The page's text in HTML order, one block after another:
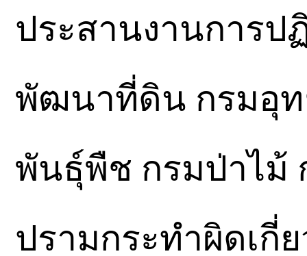
ประสานงานการป
พัฒนาที่ดิน กรมอุ
พันธุ์พืช กรมป่าไม้
ปรามกระทำผิดเกี่